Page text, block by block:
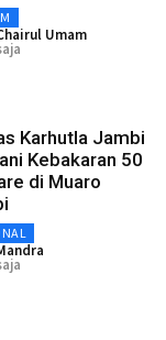
Umam
Karhutla Jambi
Kebakaran 50
di Muaro